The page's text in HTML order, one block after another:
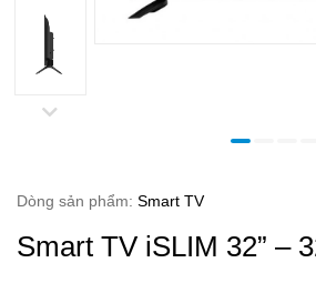
Dòng sản phẩm: Smart TV
Smart TV iSLIM 32” –